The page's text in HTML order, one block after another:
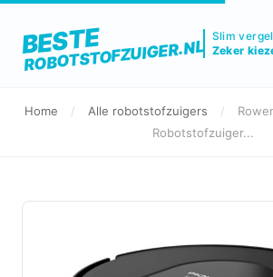
BESTE
ROBOTSTOFZUIGER.NL
Slim
Zeker
Home / Alle robotstofzuigers /
Robotstofzuiger...